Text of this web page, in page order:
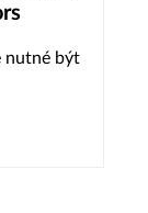
nutné být